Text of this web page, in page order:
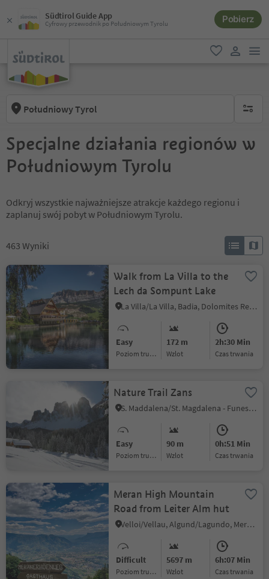
Südtirol Guide App
Cyfrowy przewodnik po Południowym Tyrolu Pobierz
ulubione
Południowy Tyrol brak
Specjalne działania regionów w
Południowym Tyrolu
Odkryj wszystkie najważniejsze atrakcje każdego regionu i
zaplanuj swój pobyt w Południowym Tyrolu.
463 Wyniki
Walk from La Villa to the
Lech da Sompunt Lake
La Villa/La Villa, Badia, Dolomites Region Alta Badia
Easy
Poziom trudności
172 m
Wzlot
2h:30 Min
czas trwania
Nature Trail Zans
S. Maddalena/St. Magdalena - Funes/Villnöss, Villnöss/Funes, Dolomites Region Lüsen Villnöss
Easy
Poziom trudności
90 m
Wzlot
0h:51 Min
czas trwania
Meran High Mountain
Road from Leiter Alm hut
Velloi/Vellau, Algund/Lagundo, Meran/Merano and environs
Difficult
Poziom trudności
5697 m
Wzlot
6h:07 Min
czas trwania